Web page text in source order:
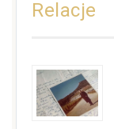
Relacje